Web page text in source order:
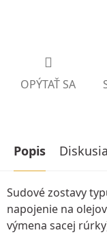
OPÝTAŤ SA
Popis Diskusia
Sudové zostavy
napojenie na
výmena sacej